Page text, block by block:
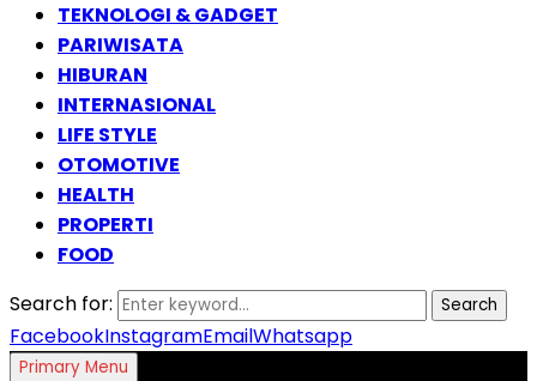
TEKNOLOGI & GADGET
PARIWISATA
HIBURAN
INTERNASIONAL
LIFE STYLE
OTOMOTIVE
HEALTH
PROPERTI
FOOD
Search for:
Search
FacebookInstagramEmailWhatsapp
Primary Menu